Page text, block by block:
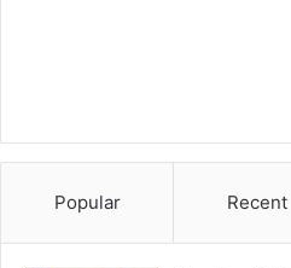
Popular Recent